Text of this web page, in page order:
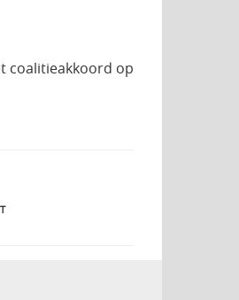
coalitieakkoord op